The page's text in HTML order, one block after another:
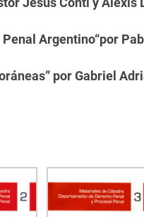
Penal Argentino“por
por Gabriel